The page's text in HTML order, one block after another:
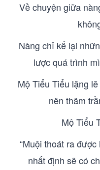
Về chuyện giữa
Nàng chỉ kể lại
lược quá trình
Mộ Tiểu Tiểu lặng
nên thâm
Mộ Tiểu
“Muội thoát ra
nhất định sẽ có